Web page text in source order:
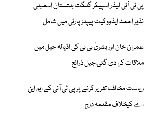
پی ٹی آئی لیڈر اسپیکر گلگت بلتستان اسمبلی
نذیر احمد ایڈووکیٹ پیپلزپارٹی میں شامل
عمران خان اور بشریٰ بی بی کی اڈیالہ جیل میں
ملاقات کرا دی گئی،جیل ذرائع
ریاست مخالف تقریر کرنے پر پی ٹی آئی کے ایم این
اے کیخلاف مقدمہ درج